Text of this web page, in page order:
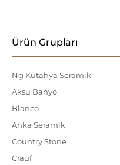
Ürün Grupları
Ng Kütahya Seramik
Aksu Banyo
Blanco
Anka Seramik
Country Stone
Crauf